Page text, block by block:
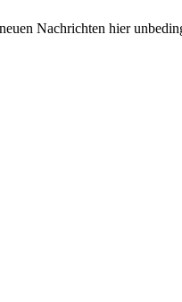
Nachrichten hier